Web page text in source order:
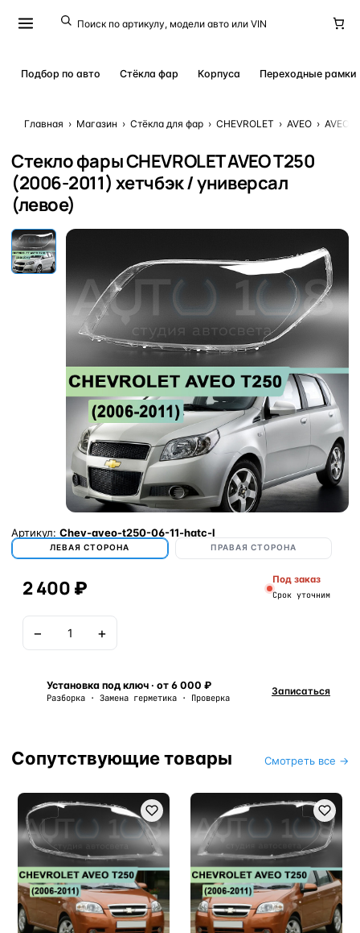
Подбор по авто Стёкла фар Корпуса Переходные рамки
Главная › Магазин › Стёкла для фар › CHEVROLET › AVEO › AVEO
Стекло фары CHEVROLET AVEO T250
(2006-2011) хетчбэк / универсал
(левое)
Артикул: Chev-aveo-t250-06-11-hatc-l
ЛЕВАЯ СТОРОНА ПРАВАЯ СТОРОНА
2 400 ₽ Под заказ
Срок уточним
− +
Установка под ключ · от 6 000 ₽
Разборка · Замена герметика · Проверка
Записаться
Сопутствующие товары Смотреть все →